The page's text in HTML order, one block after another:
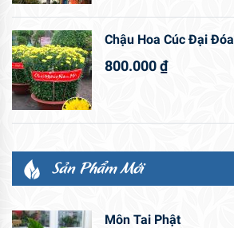
Chậu Hoa Cúc Đại Đóa
800.000₫
Sản Phẩm Mới
Môn Tai Phật